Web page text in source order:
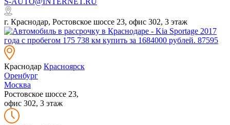
г. Краснодар, Ростовское шоссе 23, офис 302, 3 этаж
Краснодар Красноярск
Оренбург
Москва
Ростовское шоссе 23,
офис 302, 3 этаж